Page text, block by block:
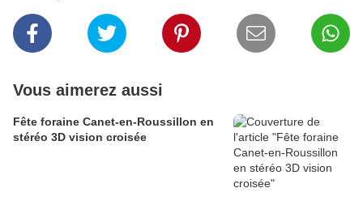
Vous aimerez aussi
Fête foraine Canet-en-Roussillon en
stéréo 3D vision croisée